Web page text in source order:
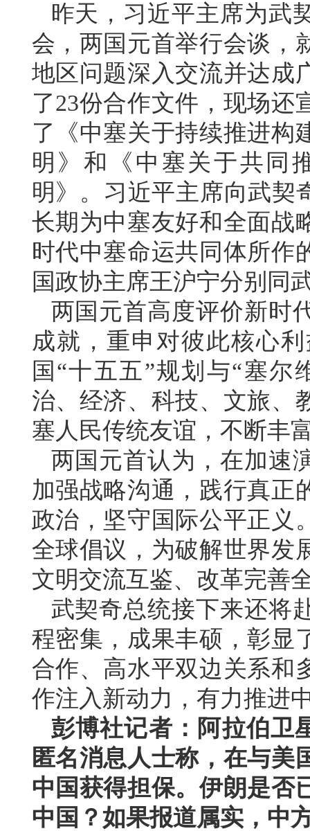
昨天，习近平主席为武
会，两国元首举行会谈，
地区问题深入交流并达成
了23份合作文件，现场还
了《中塞关于持续推进构
明》和《中塞关于共同
明》。习近平主席向武契
长期为中塞友好和全面战
时代中塞命运共同体所作
国政协主席王沪宁分别同
两国元首高度评价新时
成就，重申对彼此核心
国“十五五”规划与“塞尔
治、经济、科技、文旅、
塞人民传统友谊，不断丰
两国元首认为，在加速
加强战略沟通，践行真正
政治，坚守国际公平正义
全球倡议，为破解世界发
文明交流互鉴、改革完善
武契奇总统接下来还将
程密集，成果丰硕，彰显
合作、高水平双边关系和
作注入新动力，有力推进
彭博社记者：阿拉伯卫
匿名消息人士称，在与美
中国获得担保。伊朗是否
中国？如果报道属实，中